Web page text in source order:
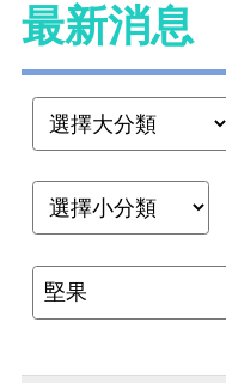
最新消息